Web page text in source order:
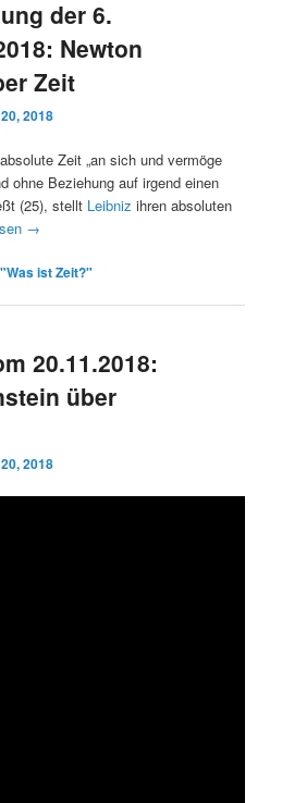
der 6.
Newton
Zeit
2018
Zeit „an sich und vermöge
ohne Beziehung auf irgend einen
(25), stellt Leibniz ihren absoluten
→
ist Zeit?"
20.11.2018:
über
2018